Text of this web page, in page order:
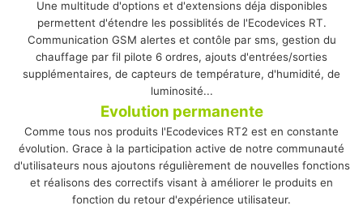
Une multitude d'options et d'extensions déja disponibles
permettent d'étendre les possiblités de l'Ecodevices RT.
Communication GSM alertes et contôle par sms, gestion du
chauffage par fil pilote 6 ordres, ajouts d'entrées/sorties
supplémentaires, de capteurs de température, d'humidité, de
luminosité...
Evolution permanente
Comme tous nos produits l'Ecodevices RT2 est en constante
évolution. Grace à la participation active de notre communauté
d'utilisateurs nous ajoutons régulièrement de nouvelles fonctions
et réalisons des correctifs visant à améliorer le produits en
fonction du retour d'expérience utilisateur.